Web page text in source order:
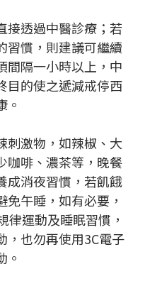
接透過中醫診療；若
習慣，則建議可繼續
間隔一小時以上，中
目的使之遞減戒停西
。
刺激物，如辣椒、大
咖啡、濃茶等，晚餐
成消夜習慣，若飢餓
午睡，如有必要，
律運動及睡眠習慣，
，也勿再使用3C電子
。